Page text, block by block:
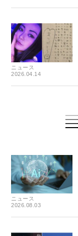
ニュース
2026.04.14
ニュース
2026.08.03